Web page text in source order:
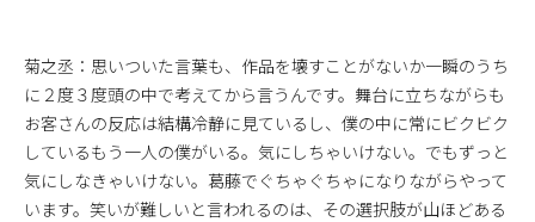
菊之丞：思いついた言葉も、作品を壊すことがないか一瞬のうち
に２度３度頭の中で考えてから言うんです。舞台に立ちながらも
お客さんの反応は結構冷静に見ているし、僕の中に常にビクビク
しているもう一人の僕がいる。気にしちゃいけない。でもずっと
気にしなきゃいけない。葛藤でぐちゃぐちゃになりながらやって
います。笑いが難しいと言われるのは、その選択肢が山ほどある